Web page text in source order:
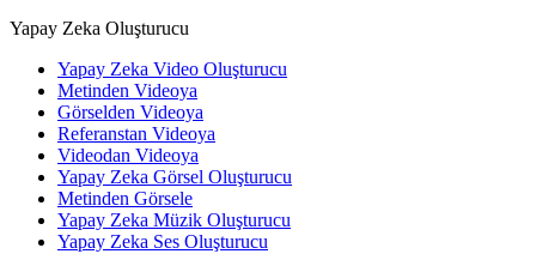
Yapay Zeka Oluşturucu
Yapay Zeka Video Oluşturucu
Metinden Videoya
Görselden Videoya
Referanstan Videoya
Videodan Videoya
Yapay Zeka Görsel Oluşturucu
Metinden Görsele
Yapay Zeka Müzik Oluşturucu
Yapay Zeka Ses Oluşturucu